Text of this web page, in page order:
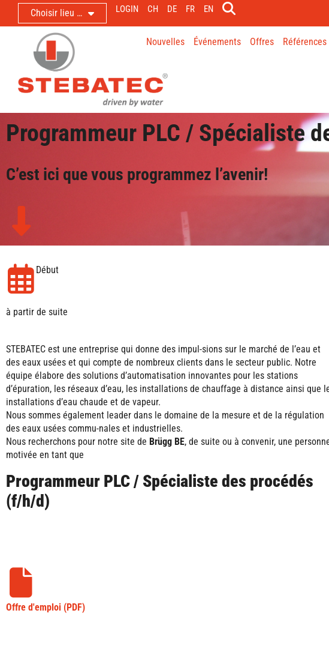
Choisir lieu … LOGIN CH DE FR EN
Nouvelles Événements Offres Références
Programmeur PLC / Spécialiste
C’est ici que vous programmez l’avenir!
Début
à partir de suite
STEBATEC est une entreprise qui donne des impul-sions sur le marché de l’eau et
des eaux usées et qui compte de nombreux clients dans le secteur public. Notre
équipe élabore des solutions d’automatisation innovantes pour les stations
d’épuration, les réseaux d’eau, les installations de chauffage à distance ainsi que
installations d’eau chaude et de vapeur.
Nous sommes également leader dans le domaine de la mesure et de la régulation
des eaux usées commu-nales et industrielles.
Nous recherchons pour notre site de Brügg BE, de suite ou à convenir, une
motivée en tant que
Programmeur PLC / Spécialiste des procédés
(f/h/d)
Offre d'emploi (PDF)